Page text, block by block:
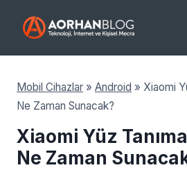
Mobil Cihazlar » Android » Xiaomi
Ne Zaman Sunacak?
Xiaomi Yüz
Ne Zaman